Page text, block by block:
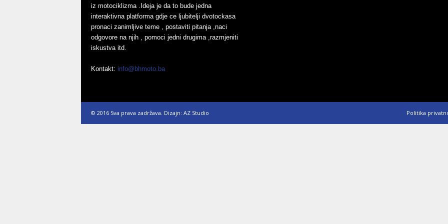
iz motociklizma .Ideja je da to bude jedna
interaktivna platforma gdje ce ljubitelji dvotockasa
pronaci zanimljive teme , postaviti pitanja ,naci
odgovore na njih , pomoci jedni drugima ,razmjeniti
iskustva itd.
Kontakt: info@bhmoto.ba
Politika
© 2016 Sva prava zadržava. Dizajn: AZ Studio